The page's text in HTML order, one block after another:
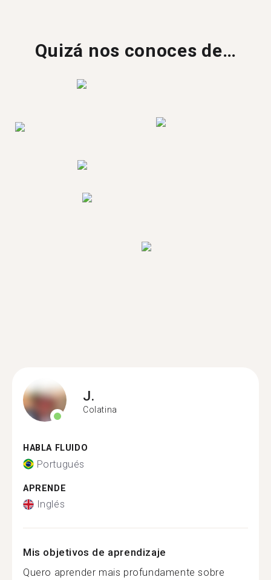
Quizá nos conoces de…
J.
Colatina
HABLA FLUIDO
Portugués
APRENDE
Inglés
Mis objetivos de aprendizaje
Quero aprender mais profundamente sobre